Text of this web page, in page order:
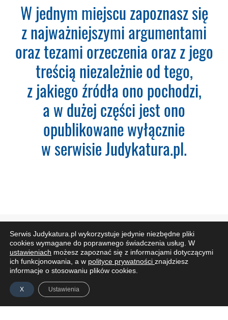
Aktualności Plus 360
Wyszukiwarka 360
Wyszukiwarka Plus 360 dni
Adres e-mail:
Nazwa Firmy:
NIP:
Kod Pocztowy:
Miasto:
W jednym miejscu zapoznasz się
z najważniejszymi argumentami
oraz tezami orzeczenia oraz z jego
treścią niezależnie od tego,
z jakiego źródła ono pochodzi,
a w dużej części jest ono
opublikowane wyłącznie
w serwisie Judykatura.pl.
ZAPISZ SIĘ DO NEWSLETTERA
Serwis Judykatura.pl wykorzystuje jedynie niezbędne pliki
cookies wymagane do poprawnego świadczenia usług. W
ustawieniach możesz zapoznać się z informacjami dotyczącymi
ich funkcjonowania, a w polityce prywatności znajdziesz
informacje o stosowaniu plików cookies.
X Ustawienia